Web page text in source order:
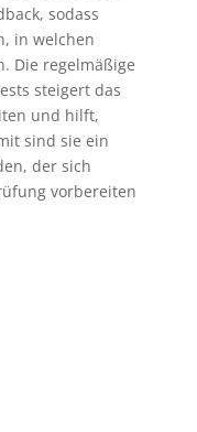
sodass
in welchen
Die regelmäßige
steigert das
und hilft,
sind sie ein
der sich
vorbereiten